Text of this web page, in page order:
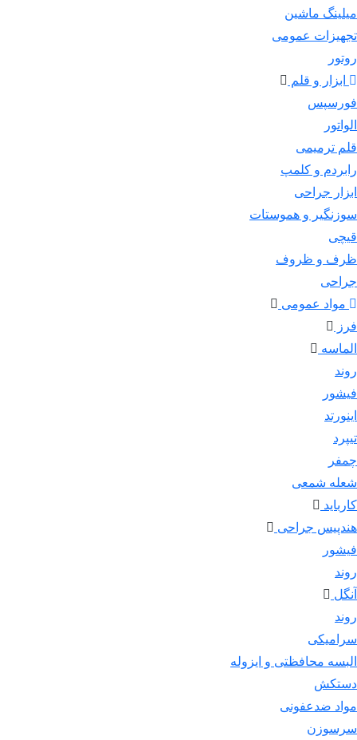
میلینگ ماشین
تجهیزات عمومی
روتور
ابزار و قلم
فورسپس
الواتور
قلم ترمیمی
رابردم و کلمپ
ابزار جراحی
سوزنگیر و هموستات
قیچی
ظرف و ظروف
جراحی
مواد عمومی
فرز
الماسه
روند
فیشور
اینورتد
تیپرد
چمفر
شعله شمعی
کارباید
هندپیس جراحی
فیشور
روند
آنگل
روند
سرامیکی
البسه محافظتی و ایزوله
دستکش
مواد ضدعفونی
سرسوزن